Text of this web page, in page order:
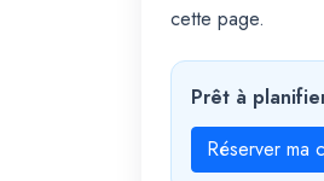
cette page.
Prêt à
Réserver ma